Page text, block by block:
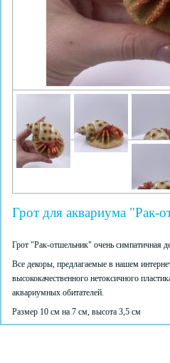
Грот для аквариума "Рак-
Грот "Рак-отшельник" очень симпатичная
Все декоры, предлагаемые в нашем
высококачественного нетоксичного
аквариумных обитателей.
Размер 10 см на 7 см, высота 3,5 см